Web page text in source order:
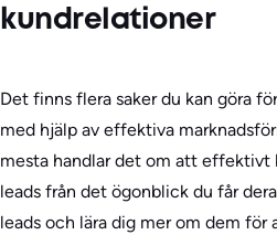
kundrelationer
Det finns flera saker du kan göra
med hjälp av effektiva
mesta handlar det om att effektivt
leads från det ögonblick du får
leads och lära dig mer om dem för